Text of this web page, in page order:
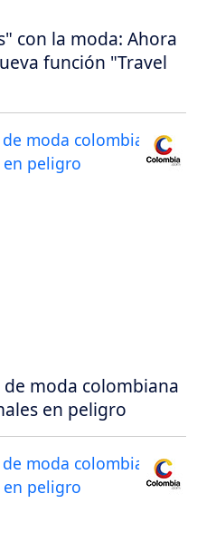
con la moda: Ahora
función "Travel
de moda colombiana
en peligro